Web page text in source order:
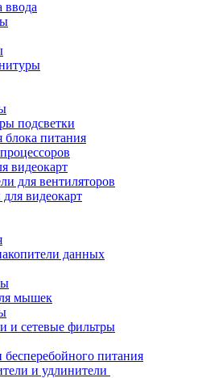
ввода
подсветки
блока питания
видеокарт
для вентиляторов
видеокарт
данных
мышек
и сетевые фильтры
питания
и удлинители